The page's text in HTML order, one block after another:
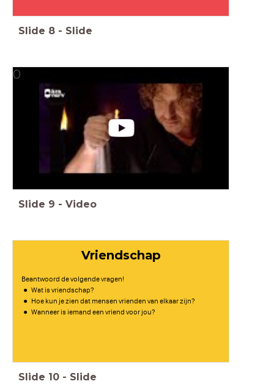
Slide 8 - Slide
0
Slide 9 - Video
Vriendschap
Beantwoord de volgende vragen!
Wat is vriendschap?
Hoe kun je zien dat mensen vrienden van elkaar zijn?
Wanneer is iemand een vriend voor jou?
Slide 10 - Slide